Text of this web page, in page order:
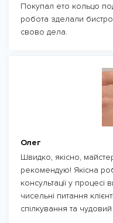
Покупал ето кольцо
робота зделали
свово дела.
Олег
Швидко, якісно,
рекомендую! Якісна
консультації у
чисельні питання
спілкування та чудовий